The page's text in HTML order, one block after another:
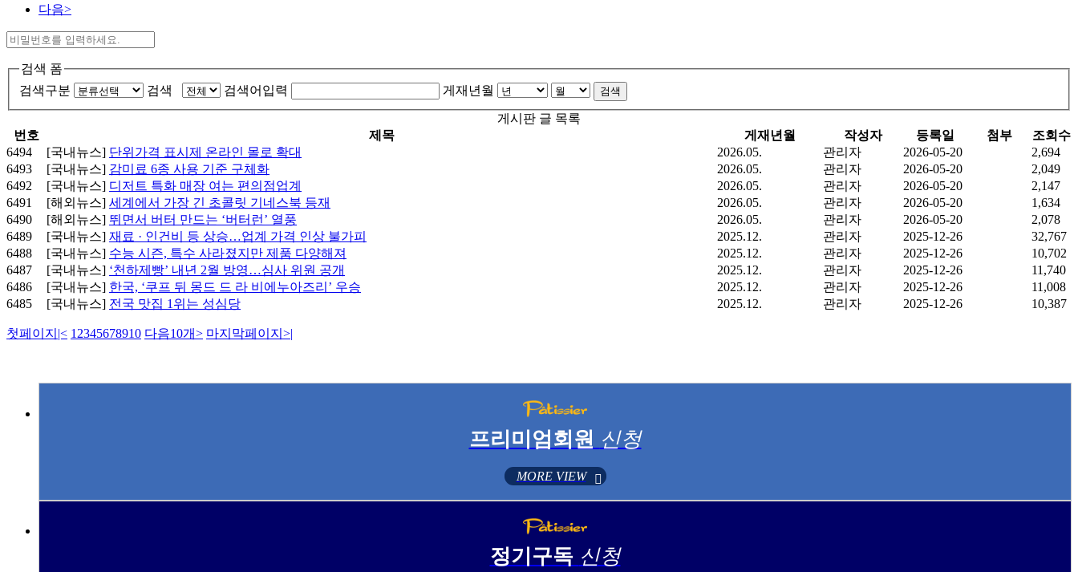
다음>
검색 폼
검색구분
검색 검색어입력 게재년월 검색
게시판 글 목록
번호
제목 게재년월 작성자 등록일 첨부
조회수
6494
[국내뉴스] 단위가격 표시제 온라인 몰로 확대 2026.05. 관리자 2026-05-20
2,694
6493
[국내뉴스] 감미료 6종 사용 기준 구체화 2026.05. 관리자 2026-05-20
2,049
6492
[국내뉴스] 디저트 특화 매장 여는 편의점업계 2026.05. 관리자 2026-05-20
2,147
6491
[해외뉴스] 세계에서 가장 긴 초콜릿 기네스북 등재 2026.05. 관리자 2026-05-20
1,634
6490
[해외뉴스] 뛰면서 버터 만드는 ‘버터런’ 열풍 2026.05. 관리자 2026-05-20
2,078
6489
[국내뉴스] 재료 · 인건비 등 상승…업계 가격 인상 불가피 2025.12. 관리자 2025-12-26
32,767
6488
[국내뉴스] 수능 시즌, 특수 사라졌지만 제품 다양해져 2025.12. 관리자 2025-12-26
10,702
6487
[국내뉴스] ‘천하제빵’ 내년 2월 방영…심사 위원 공개 2025.12. 관리자 2025-12-26
11,740
6486
[국내뉴스] 한국, ‘쿠프 뒤 몽드 드 라 비에누아즈리’ 우승 2025.12. 관리자 2025-12-26
11,008
6485
[국내뉴스] 전국 맛집 1위는 성심당 2025.12. 관리자 2025-12-26 10,387
첫페이지 |< 1 2345678910 다음10개> 마지막페이지 >|
프리미엄회원 신청
MORE VIEW
정기구독 신청